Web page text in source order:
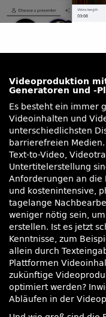
Videoproduktion
Generatoren und -
Es besteht ein immer
Videoinhalten und
unterschiedlichsten
barrierefreien
Text-to-Video,
Untertitelerstellung
Anforderungen an die
und kostenintensive,
tagelange
weniger nötig sein,
erstellen. Ist es jetzt
Kenntnisse, zum
allein durch
Plattformen
zukünftige
optimiert werden?
Abläufen in der